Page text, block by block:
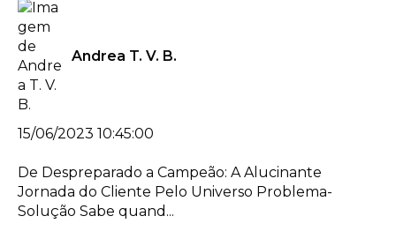
Andrea T. V. B.
15/06/2023 10:45:00
De Despreparado a Campeão: A Alucinante
Jornada do Cliente Pelo Universo Problema-
Solução Sabe quand...